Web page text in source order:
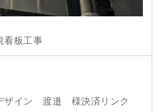
看板工事
ザイン 渡邉 様決済リンク